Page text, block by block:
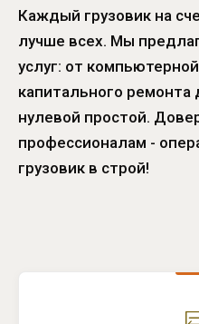
Каждый грузовик на
лучше всех. Мы
услуг: от
капитального ремонта
нулевой простой.
профессионалам -
грузовик в строй!